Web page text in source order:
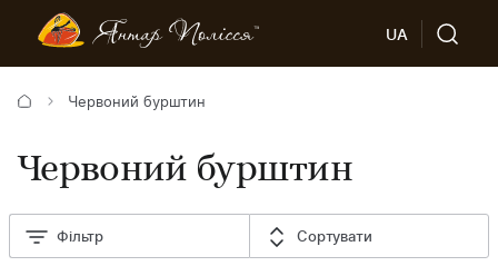
UA
Червоний бурштин
Червоний бурштин
Фільтр Сортувати